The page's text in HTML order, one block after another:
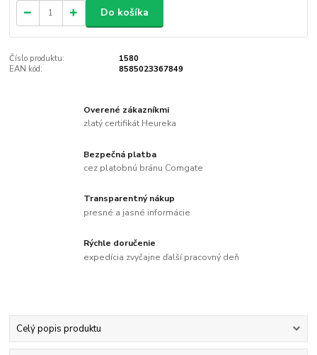
Do košíka
Číslo produktu:
1580
EAN kód:
8585023367849
Overené zákazníkmi
zlatý certifikát Heureka
Bezpečná platba
cez platobnú bránu Comgate
Transparentný nákup
presné a jasné informácie
Rýchle doručenie
expedícia zvyčajne ďalší pracovný deň
Celý popis produktu